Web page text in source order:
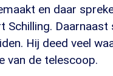
en daar
Schilling.
Hij deed veel
van de telescoop.